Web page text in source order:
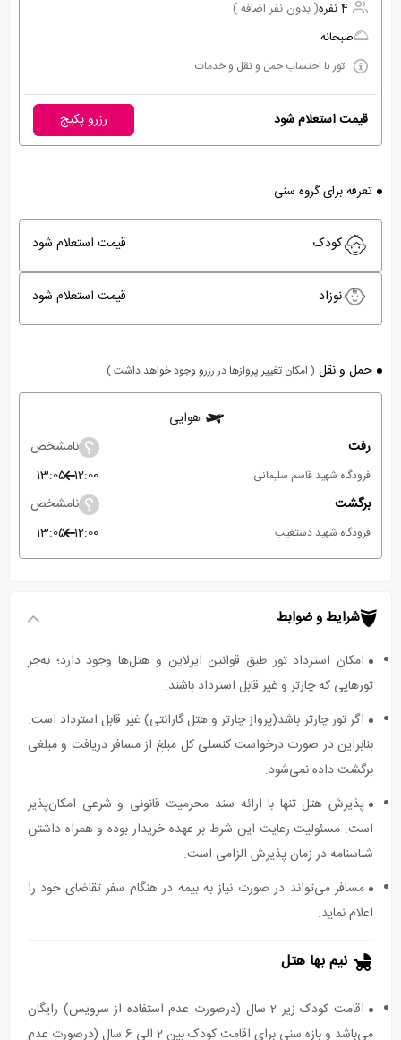
4 نفره
( بدون نفر اضافه )
صبحانه
تور با احتساب حمل و نقل و خدمات
قیمت استعلام شود رزرو پکیج
تعرفه برای گروه سنی
کودک قیمت استعلام شود
نوزاد قیمت استعلام شود
حمل و نقل ( امکان تغییر پروازها در رزرو وجود خواهد داشت )
هوایی
رفت
نامشخص
فرودگاه شهید قاسم سلیمانی 12:00
13:05
برگشت
نامشخص
فرودگاه شهید دستغیب 12:00
13:05
شرایط و ضوابط
امکان استرداد تور طبق قوانین ایرلاین و هتل‌ها وجود دارد؛ به‌جز
تورهایی که چارتر و غیر قابل استرداد باشند.
اگر تور چارتر باشد(پرواز چارتر و هتل گارانتی) غیر قابل استرداد است.
بنابراین در صورت درخواست کنسلی کل مبلغ از مسافر دریافت و مبلغی
برگشت داده نمی‌شود.
پذیرش هتل تنها با ارائه سند محرمیت قانونی و شرعی امکان‌پذیر
است. مسئولیت رعایت این شرط بر عهده خریدار بوده و همراه داشتن
شناسنامه در زمان پذیرش الزامی است.
مسافر می‌تواند در صورت نیاز به بیمه در هنگام سفر تقاضای خود را
اعلام نماید.
نیم بها هتل
اقامت کودک زیر 2 سال (درصورت عدم استفاده از سرویس) رایگان
می‌باشد و بازه سنی برای اقامت کودک بین 2 الی 6 سال (درصورت عدم